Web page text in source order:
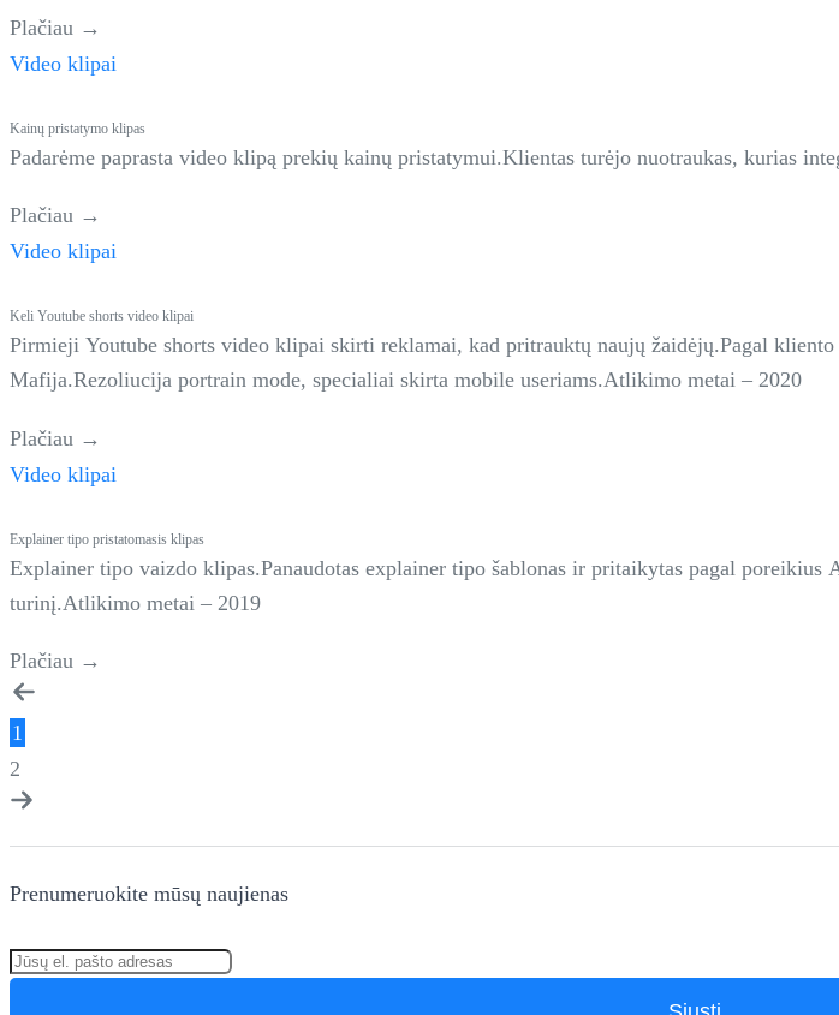
Plačiau →
Video klipai
Kainų pristatymo klipas
Padarėme paprasta video klipą prekių kainų pristatymui.Klientas turėjo nuotraukas, kurias
Plačiau →
Video klipai
Keli Youtube shorts video klipai
Pirmieji Youtube shorts video klipai skirti reklamai, kad pritrauktų naujų žaidėjų.Pagal
Mafija.Rezoliucija portrain mode, specialiai skirta mobile useriams.Atlikimo metai – 2020
Plačiau →
Video klipai
Explainer tipo pristatomasis klipas
Explainer tipo vaizdo klipas.Panaudotas explainer tipo šablonas ir pritaikytas pagal poreikius
turinį.Atlikimo metai – 2019
Plačiau →
1
2
Prenumeruokite mūsų naujienas